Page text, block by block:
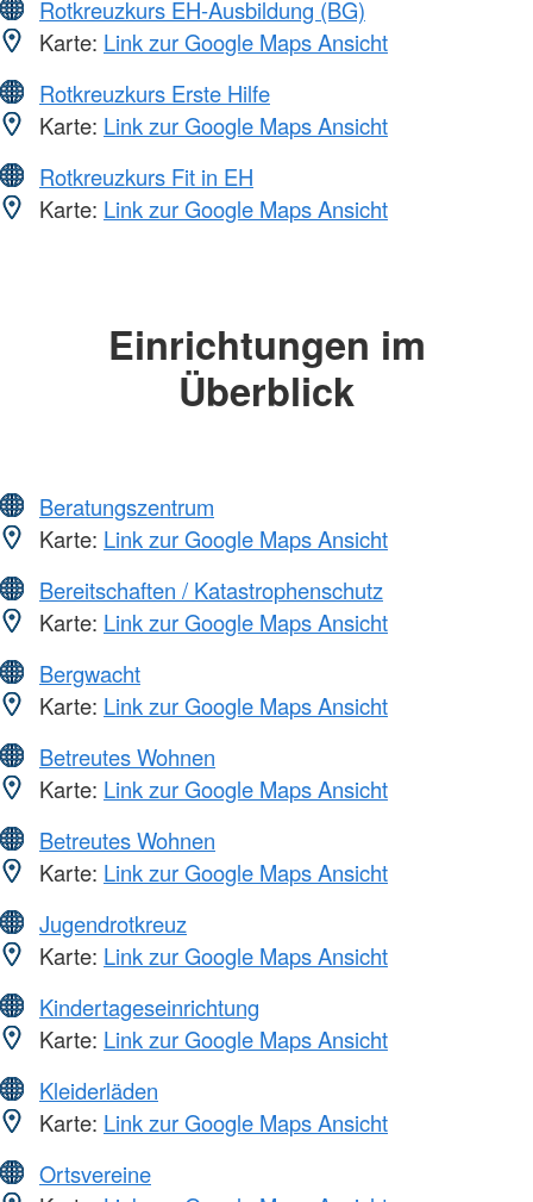
Rotkreuzkurs EH-Ausbildung (BG)
Karte: Link zur Google Maps Ansicht
Rotkreuzkurs Erste Hilfe
Karte: Link zur Google Maps Ansicht
Rotkreuzkurs Fit in EH
Karte: Link zur Google Maps Ansicht
Einrichtungen im
Überblick
Beratungszentrum
Karte: Link zur Google Maps Ansicht
Bereitschaften / Katastrophenschutz
Karte: Link zur Google Maps Ansicht
Bergwacht
Karte: Link zur Google Maps Ansicht
Betreutes Wohnen
Karte: Link zur Google Maps Ansicht
Betreutes Wohnen
Karte: Link zur Google Maps Ansicht
Jugendrotkreuz
Karte: Link zur Google Maps Ansicht
Kindertageseinrichtung
Karte: Link zur Google Maps Ansicht
Kleiderläden
Karte: Link zur Google Maps Ansicht
Ortsvereine